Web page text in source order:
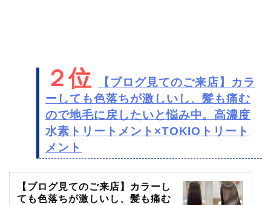
２位
【ブログ見てのご来店】カラ
ーしても色落ちが激しいし、髪も痛む
ので地毛に戻したいと悩み中。高濃度
水素トリートメント×TOKIOトリート
メント
【ブログ見てのご来店】カラーし
ても色落ちが激しいし、髪も痛む